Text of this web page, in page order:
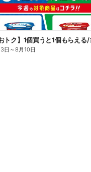
日 ～8月10日